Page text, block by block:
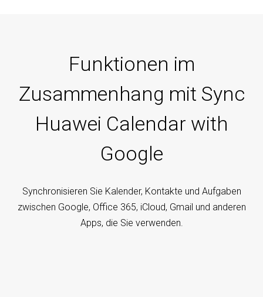
Funktionen im
Zusammenhang mit Sync
Huawei Calendar with
Google
Synchronisieren Sie Kalender, Kontakte und Aufgaben
zwischen Google, Office 365, iCloud, Gmail und anderen
Apps, die Sie verwenden.